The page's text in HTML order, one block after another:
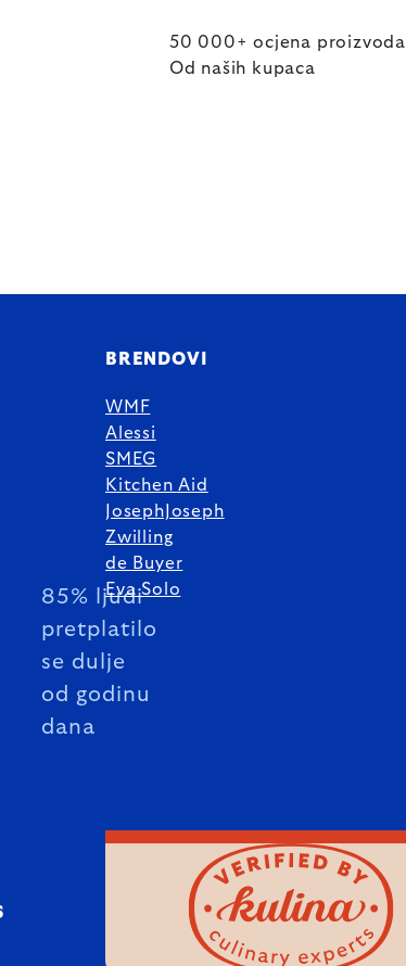
50 000+ ocjena proizvoda
Od naših kupaca
85% ljudi
pretplatilo
se dulje
od godinu
dana
BRENDOVI
WMF
Alessi
SMEG
Kitchen Aid
JosephJoseph
Zwilling
de Buyer
Eva Solo